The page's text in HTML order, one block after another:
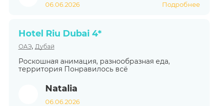
06.06.2026 Подробнее
Hotel Riu Dubai 4*
ОАЭ, Дубай
Роскошная анимация, разнообразная еда,
территория Понравилось всё
Natalia
06.06.2026